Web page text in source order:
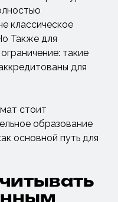
классическое
Также для
такие
для
стоит
образование
основной путь для